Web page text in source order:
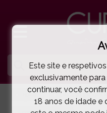
Este site e
exclusivamente
continuar, você
18 anos de idade e